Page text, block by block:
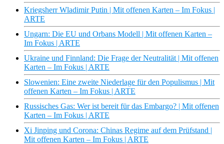
Kriegsherr Wladimir Putin | Mit offenen Karten – Im Fokus |
ARTE
Ungarn: Die EU und Orbans Modell | Mit offenen Karten –
Im Fokus | ARTE
Ukraine und Finnland: Die Frage der Neutralität | Mit offenen
Karten – Im Fokus | ARTE
Slowenien: Eine zweite Niederlage für den Populismus | Mit
offenen Karten – Im Fokus | ARTE
Russisches Gas: Wer ist bereit für das Embargo? | Mit offenen
Karten – Im Fokus | ARTE
Xi Jinping und Corona: Chinas Regime auf dem Prüfstand |
Mit offenen Karten – Im Fokus | ARTE